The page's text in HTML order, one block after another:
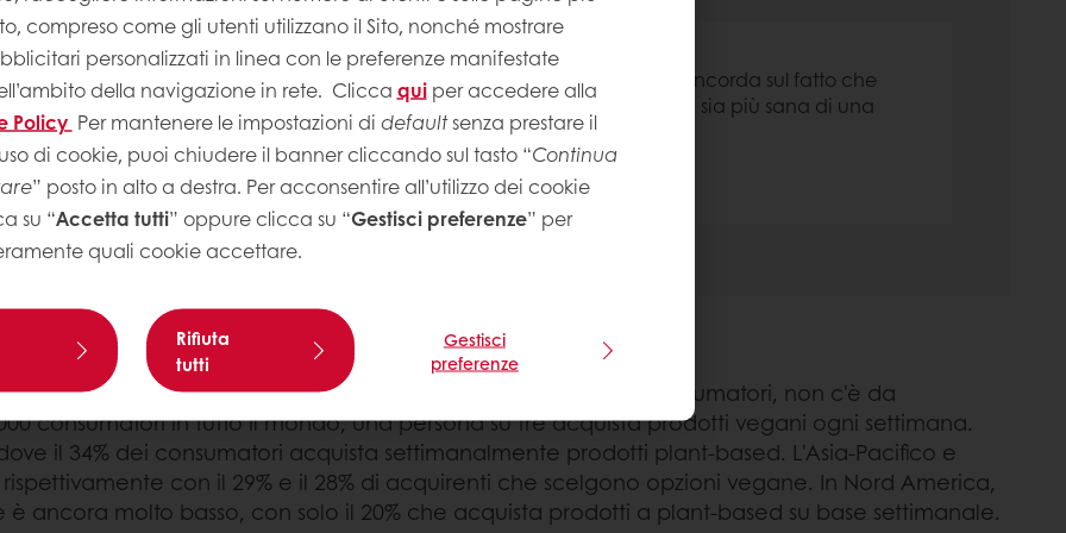
sul fatto che
un impatto
Il 58% delle persone concorda sul fatto che
una dieta plant-based sia più sana di una
dieta a base animale.
alimenti plant-based
scaffali dei supermercati. E se si guarda alla domanda dei consumatori, non c'è da
consumatori in tutto il mondo, una persona su tre acquista prodotti vegani ogni settimana.
il 34% dei consumatori acquista settimanalmente prodotti plant-based. L'Asia-Pacifico e
con il 29% e il 28% di acquirenti che scelgono opzioni vegane. In Nord America,
ancora molto basso, con solo il 20% che acquista prodotti a plant-based su base settimanale.
compreso come gli utenti utilizzano il Sito, nonché mostrare
personalizzati in linea con le preferenze manifestate
della navigazione in rete. Clicca quiper accedere alla
Policy Per mantenere le impostazioni di defaultsenza prestare il
di cookie, puoi chiudere il banner cliccando sul tasto “Continua
” posto in alto a destra. Per acconsentire all’utilizzo dei cookie
su “Accetta tutti” oppure clicca su “Gestisci preferenze” per
quali cookie accettare.
Rifiuta
tutti
Gestisci
preferenze